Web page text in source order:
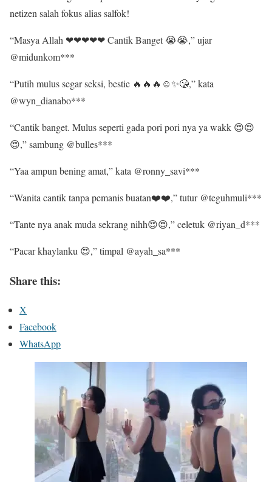
netizen salah fokus alias salfok!
“Masya Allah ❤❤❤❤❤ Cantik Banget 😭😭,” ujar
@midunkom***
“Putih mulus segar seksi, bestie 🔥🔥🔥☺️✨😘,” kata
@wyn_dianabo***
“Cantik banget. Mulus seperti gada pori pori nya ya wakk 😍😍
😍,” sambung @bulles***
“Yaa ampun bening amat,” kata @ronny_savi***
“Wanita cantik tanpa pemanis buatan❤️❤️,” tutur @teguhmuli***
“Tante nya anak muda sekrang nihh😍😍,” celetuk @riyan_d***
“Pacar khaylanku 😍,” timpal @ayah_sa***
Share this:
X
Facebook
WhatsApp